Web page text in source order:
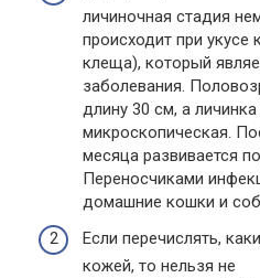
личиночная стадия
происходит при укусе
клеща), который
заболевания.
длину 30 см, а личинка
микроскопическая.
месяца развивается
Переносчиками
домашние кошки и
Если перечислять,
кожей, то нельзя не